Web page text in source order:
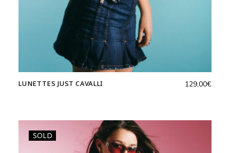
LUNETTES JUST CAVALLI 129,00€
SOLD